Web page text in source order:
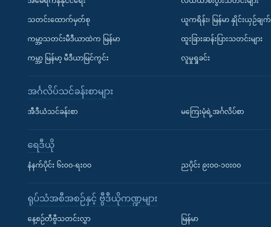
သတင်းထောက်မှတ်စု
ကမ္ဘာ့သတင်းမီဒီယာထဲက မြန်မာ
ကမ္ဘာ့ မြန်မာ့ မီဒီယာမြင်ကွင်း
ယူကရိန်း၊ မြန်မာ နှိုင်းယှဉ်ချက်
ထူးခြားဆန်းပြားသတင်းများ
လူမှုရှုခင်း
အင်္ဂလိပ်သင်ခန်းစာများ
အီဒီယံသင်ခန်းစာ မကြေးမုံရဲ့အင်္ဂလိပ်စာ
ရေဒီယို
နံနက်ပိုင်း ၆း၀၀-ရး၀၀ ညပိုင်း ၉း၀၀-၁၀း၀၀
ရုပ်သံအစီအစဉ်နှင့် ဗွီဒီယိုကဏ္ဍများ
နေ့စဉ်တီဗွီသတင်းလွှာ မြန်မာ